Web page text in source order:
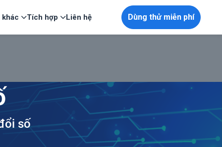
khác Tích hợp Liên hệ Dùng thử miễn phí
số